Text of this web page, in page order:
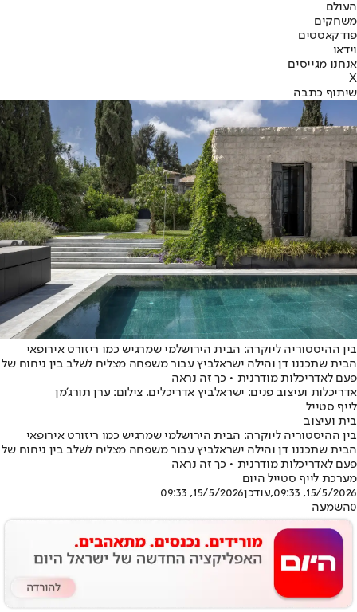
העולם
משחקים
פודקאסטים
וידאו
אנחנו מגייסים
X
שיתוף כתבה
בין ההיסטוריה ליוקרה: הבית הירושלמי שמרגיש כמו ריזורט אירופאי
הבית שתכננו דן והילה ישראלביץ עבור משפחה מצליח לשלב בין ניחוח של
פעם לאדריכלות מודרנית • כך זה נראה
אדריכלות ועיצוב פנים: ישראלביץ אדריכלים. צילום: ערן תורג'מן
לייף סטייל
בית ועיצוב
בין ההיסטוריה ליוקרה: הבית הירושלמי שמרגיש כמו ריזורט אירופאי
הבית שתכננו דן והילה ישראלביץ עבור משפחה מצליח לשלב בין ניחוח של
פעם לאדריכלות מודרנית • כך זה נראה
מערכת לייף סטייל היום
15/5/2026, 09:33
,עודכן15/5/2026, 09:33
0השמעה